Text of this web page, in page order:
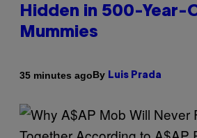
Hidden in 500-Year-
Mummies
35 minutes agoBy Luis Prada